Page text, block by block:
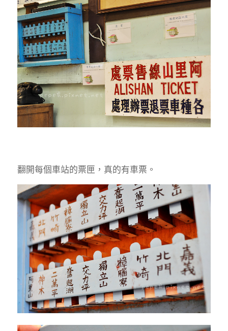
翻開每個車站的票匣，真的有車票。